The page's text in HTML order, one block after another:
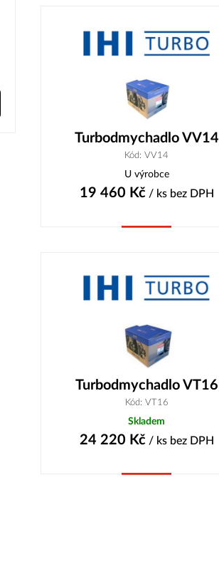
Turbodmychadlo VV14
Kód: VV14
U výrobce
19 460 Kč/ ks bez DPH
Turbodmychadlo VT16
Kód: VT16
Skladem
24 220 Kč/ ks bez DPH